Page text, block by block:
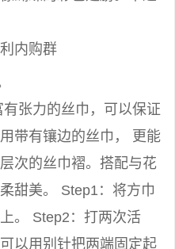
内购群
张力的丝巾，可以保证
带有镶边的丝巾， 更能
次的丝巾褶。搭配与花
甜美。 Step1：将方巾
。 Step2：打两次活
以用别针把两端固定起